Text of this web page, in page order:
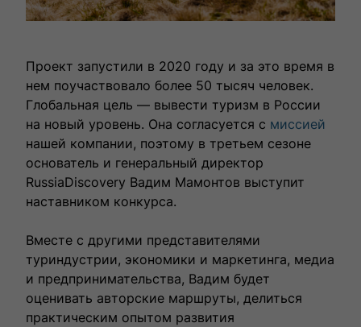
Проект запустили в 2020 году и за это время в
нем поучаствовало более 50 тысяч человек.
Глобальная цель — вывести туризм в России
на новый уровень. Она согласуется с миссией
нашей компании, поэтому в третьем сезоне
основатель и генеральный директор
RussiaDiscovery Вадим Мамонтов выступит
наставником конкурса.
Вместе с другими представителями
туриндустрии, экономики и маркетинга, медиа
и предпринимательства, Вадим будет
оценивать авторские маршруты, делиться
практическим опытом развития